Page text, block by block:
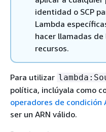
identidad o SCP
Lambda
hacer llamadas de
recursos.
Para utilizar
política, inclúyala como
operadores de condición
ser un ARN válido.